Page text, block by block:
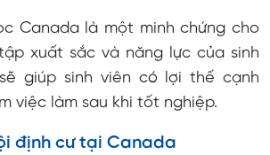
Canada là một minh chứng cho
xuất sắc và năng lực của sinh
giúp sinh viên có lợi thế cạnh
việc làm sau khi tốt nghiệp.
định cư tại Canada